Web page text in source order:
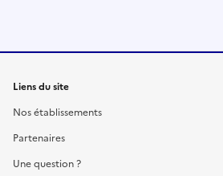
Liens du site
Nos établissements
Partenaires
Une question ?